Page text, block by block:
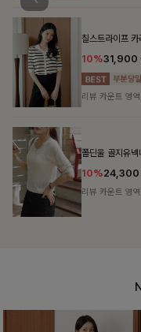
특스트라이프 링
12%
리뷰 카운트 영역